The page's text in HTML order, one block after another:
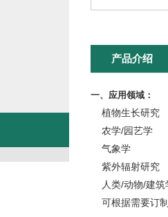
产品介绍
一、应用领域：
植物生长研究
农学/园艺学
气象学
紫外辐射研究
人类/动物/建筑
可根据需要订